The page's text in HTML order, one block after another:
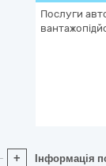
Послуги
+ Інформація